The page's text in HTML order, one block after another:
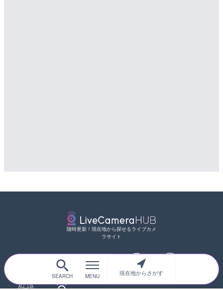
現在地からさがす
随時更新！現在地から探せるライブカメ
ラサイト
都道府県別 道路 河川 台風情報